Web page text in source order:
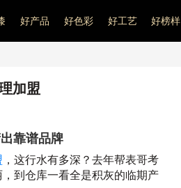
好产品 好色彩 好工艺 好榜样
加盟
靠谱品牌
，这行水有多深？去年帮表哥考
到仓库一看全是积灰的临期产